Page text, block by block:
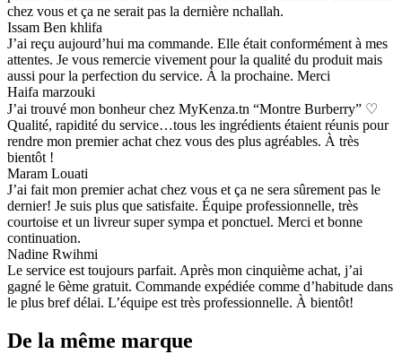
chez vous et ça ne serait pas la dernière nchallah.
Issam Ben khlifa
J’ai reçu aujourd’hui ma commande. Elle était conformément à mes
attentes. Je vous remercie vivement pour la qualité du produit mais
aussi pour la perfection du service. À la prochaine. Merci
Haifa marzouki
J’ai trouvé mon bonheur chez MyKenza.tn “Montre Burberry” ♡
Qualité, rapidité du service…tous les ingrédients étaient réunis pour
rendre mon premier achat chez vous des plus agréables. À très
bientôt !
Maram Louati
J’ai fait mon premier achat chez vous et ça ne sera sûrement pas le
dernier! Je suis plus que satisfaite. Équipe professionnelle, très
courtoise et un livreur super sympa et ponctuel. Merci et bonne
continuation.
Nadine Rwihmi
Le service est toujours parfait. Après mon cinquième achat, j’ai
gagné le 6ème gratuit. Commande expédiée comme d’habitude dans
le plus bref délai. L’équipe est très professionnelle. À bientôt!
De la même marque